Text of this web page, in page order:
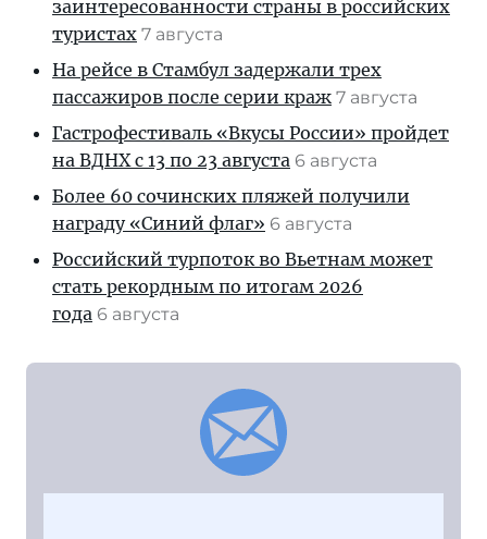
заинтересованности страны в российских
туристах 7 августа
На рейсе в Стамбул задержали трех
пассажиров после серии краж 7 августа
Гастрофестиваль «Вкусы России» пройдет
на ВДНХ с 13 по 23 августа 6 августа
Более 60 сочинских пляжей получили
награду «Синий флаг» 6 августа
Российский турпоток во Вьетнам может
стать рекордным по итогам 2026
года 6 августа